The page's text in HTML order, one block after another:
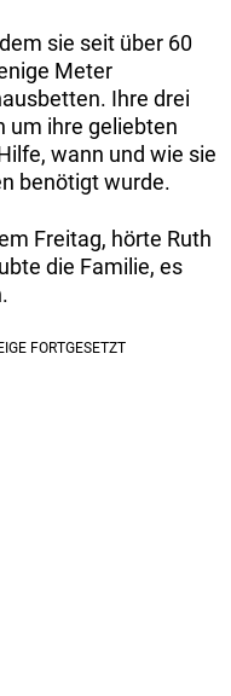
sie seit über 60
Meter
Ihre drei
um ihre geliebten
wann und wie sie
benötigt wurde.
Freitag, hörte Ruth
die Familie, es